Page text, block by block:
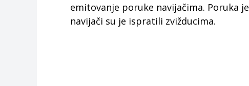
emitovanje poruke navijačima. Poruka
navijači su je ispratili zvižducima.